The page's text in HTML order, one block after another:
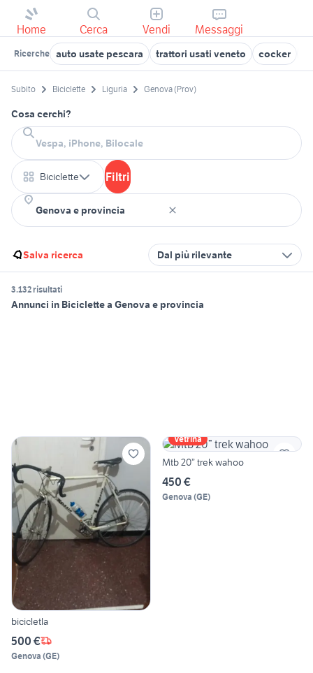
Home Cerca Vendi Messaggi
Ricerche auto usate pescara trattori usati veneto cocker
Subito Biciclette Liguria Genova (Prov)
Cosa cerchi?
Biciclette Filtri
Salva ricerca Dal più rilevante
3.132 risultati
Annunci in Biciclette a Genova e provincia
bicicletla
500 €
Genova (GE)
Vetrina
Mtb 20” trek wahoo
450 €
Genova (GE)